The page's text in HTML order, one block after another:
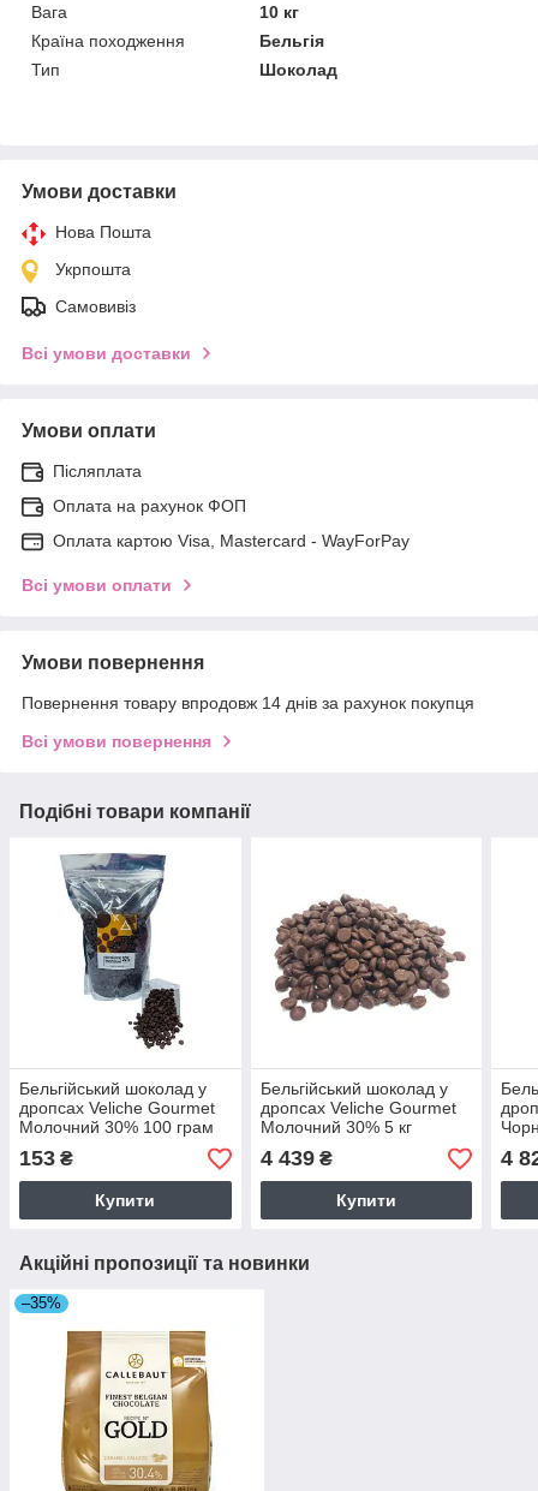
Вага
10 кг
Країна походження
Бельгія
Тип
Шоколад
Умови доставки
Нова Пошта
Укрпошта
Самовивіз
Всі умови доставки
Умови оплати
Післяплата
Оплата на рахунок ФОП
Оплата картою Visa, Mastercard - WayForPay
Всі умови оплати
Умови повернення
Повернення товару впродовж 14 днів за рахунок покупця
Всі умови повернення
Подібні товари компанії
Бельгійський шоколад у
дропсах Veliche Gourmet
Молочний 30% 100 грам
Термостабільний
153 ₴
Купити
Бельгійський шоколад у
дропсах Veliche Gourmet
Молочний 30% 5 кг
Термостабільний
4 439₴
Купити
4
Акційні пропозиції та новинки
–35%